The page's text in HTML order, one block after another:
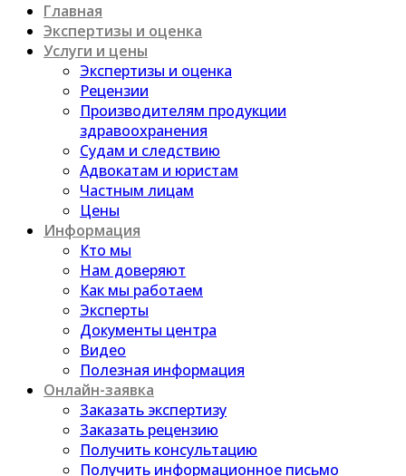
Главная
Экспертизы и оценка
Услуги и цены
Экспертизы и оценка
Рецензии
Производителям продукции
здравоохранения
Судам и следствию
Адвокатам и юристам
Частным лицам
Цены
Информация
Кто мы
Нам доверяют
Как мы работаем
Эксперты
Документы центра
Видео
Полезная информация
Онлайн-заявка
Заказать экспертизу
Заказать рецензию
Получить консультацию
Получить информационное письмо